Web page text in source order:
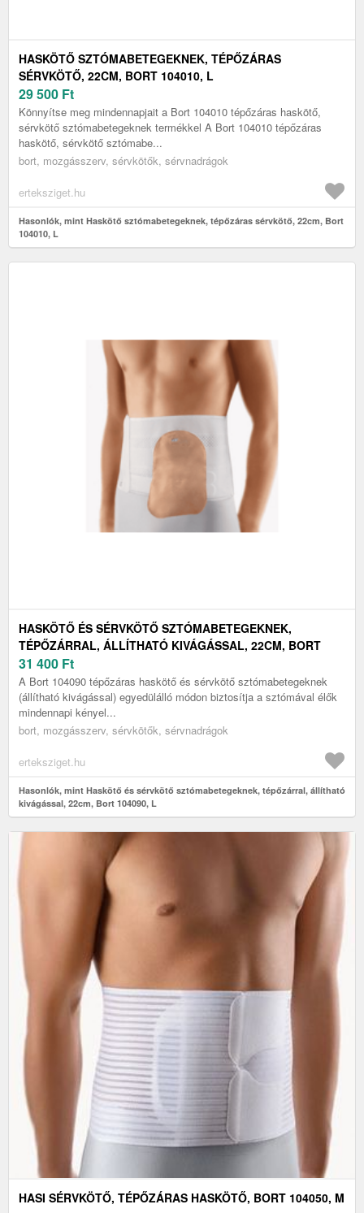
HASKÖTŐ SZTÓMABETEGEKNEK, TÉPŐZÁRAS
SÉRVKÖTŐ, 22CM, BORT 104010, L
29 500 Ft
Könnyítse meg mindennapjait a Bort 104010 tépőzáras haskötő,
sérvkötő sztómabetegeknek termékkel A Bort 104010 tépőzáras
haskötő, sérvkötő sztómabe...
bort, mozgásszerv, sérvkötők, sérvnadrágok
erteksziget.hu
Hasonlók, mint Haskötő sztómabetegeknek, tépőzáras sérvkötő, 22cm, Bort
104010, L
HASKÖTŐ ÉS SÉRVKÖTŐ SZTÓMABETEGEKNEK,
TÉPŐZÁRRAL, ÁLLÍTHATÓ KIVÁGÁSSAL, 22CM, BORT
104090, L
31 400 Ft
A Bort 104090 tépőzáras haskötő és sérvkötő sztómabetegeknek
(állítható kivágással) egyedülálló módon biztosítja a sztómával élők
mindennapi kényel...
bort, mozgásszerv, sérvkötők, sérvnadrágok
erteksziget.hu
Hasonlók, mint Haskötő és sérvkötő sztómabetegeknek, tépőzárral, állítható
kivágással, 22cm, Bort 104090, L
HASI SÉRVKÖTŐ, TÉPŐZÁRAS HASKÖTŐ, BORT 104050, M